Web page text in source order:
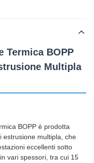
Termica BOPP
Multipla
BOPP è prodotta
estrusione multipla, che
eccellenti sotto
vari spessori, tra cui 15